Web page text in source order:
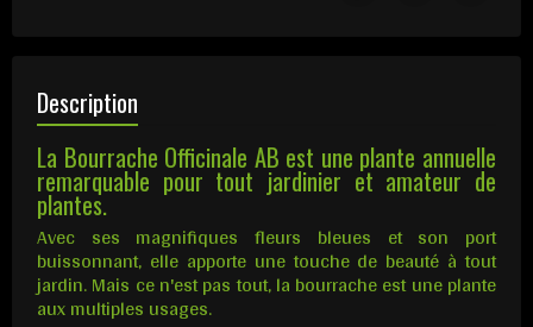
Description
La Bourrache Officinale AB est une plante annuelle
remarquable pour tout jardinier et amateur de
plantes.
Avec ses magnifiques fleurs bleues et son port
buissonnant, elle apporte une touche de beauté à tout
jardin. Mais ce n'est pas tout, la bourrache est une plante
aux multiples usages.